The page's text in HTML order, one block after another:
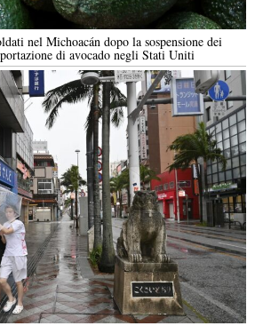
nel Michoacán dopo la sospensione dei
di avocado negli Stati Uniti